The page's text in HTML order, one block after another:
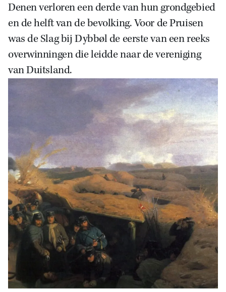
Zoek
Denen verloren een derde van hun grondgebied
en de helft van de bevolking. Voor de Pruisen
was de Slag bij Dybbøl de eerste van een reeks
overwinningen die leidde naar de vereniging
van Duitsland.